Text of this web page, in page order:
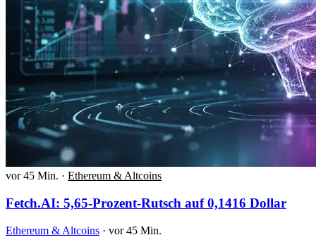
vor 45 Min. · Ethereum & Altcoins
Fetch.AI: 5,65-Prozent-Rutsch auf 0,1416 Dollar
Ethereum & Altcoins · vor 45 Min.